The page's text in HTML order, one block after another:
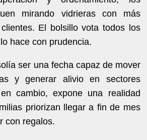
mirando vidrieras con más
El bolsillo vota todos los
hace con prudencia.
ser una fecha capaz de mover
y generar alivio en sectores
cambio, expone una realidad
priorizan llegar a fin de mes
con regalos.